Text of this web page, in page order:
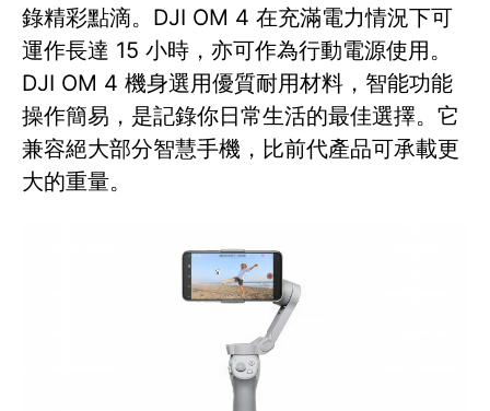
錄精彩點滴。DJI OM 4 在充滿電力情況下可
運作長達 15 小時，亦可作為行動電源使用。
DJI OM 4 機身選用優質耐用材料，智能功能
操作簡易，是記錄你日常生活的最佳選擇。它
兼容絕大部分智慧手機，比前代產品可承載更
大的重量。